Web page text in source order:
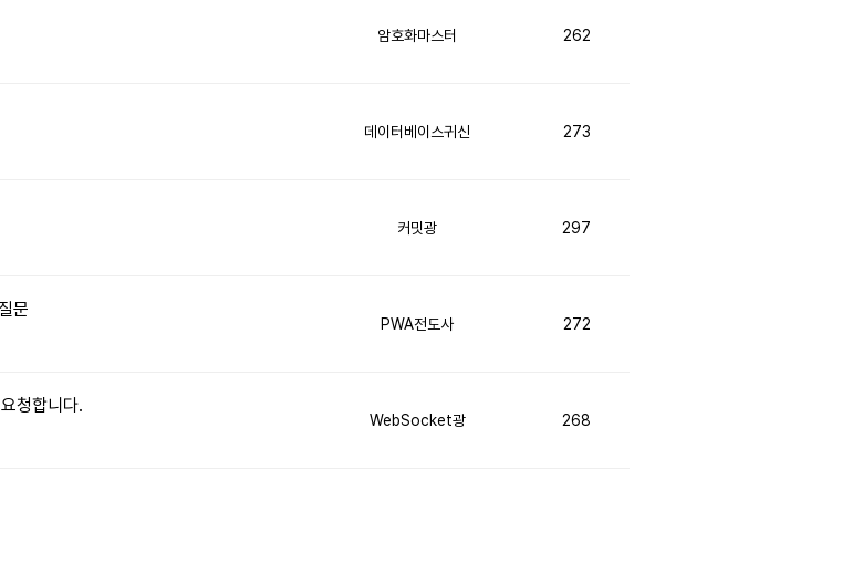
암호화마스터 262
데이터베이스귀신 273
커밋광 297
문
PWA전도사 272
청합니다.
WebSocket광 268